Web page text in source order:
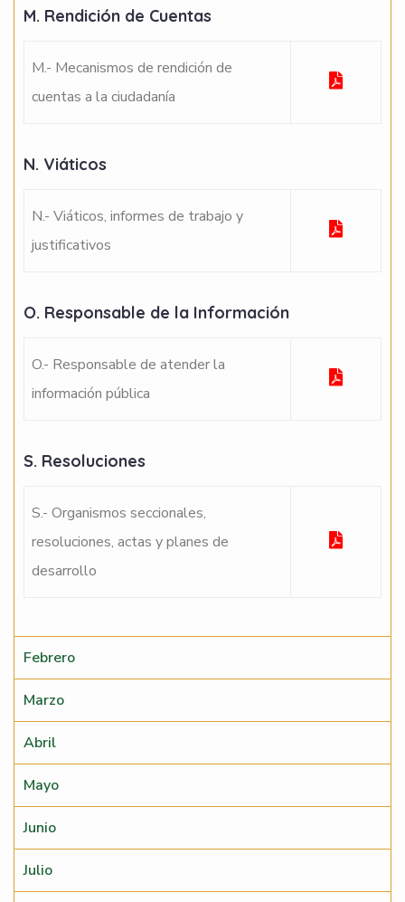
M. Rendición de Cuentas
M.- Mecanismos de rendición de
cuentas a la ciudadanía
N. Viáticos
N.- Viáticos, informes de trabajo y
justificativos
O. Responsable de la Información
O.- Responsable de atender la
información pública
S. Resoluciones
S.- Organismos seccionales,
resoluciones, actas y planes de
desarrollo
Febrero
Marzo
Abril
Mayo
Junio
Julio